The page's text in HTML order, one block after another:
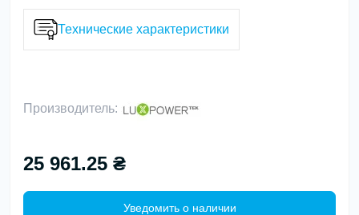
Технические характеристики
Производитель:
25 961.25 ₴
Уведомить о наличии